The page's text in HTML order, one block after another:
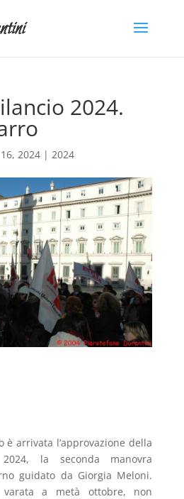
2024.
2024| 2024
è arrivata l’approvazione della
la seconda manovra
guidato da Giorgia Meloni.
varata a metà ottobre, non